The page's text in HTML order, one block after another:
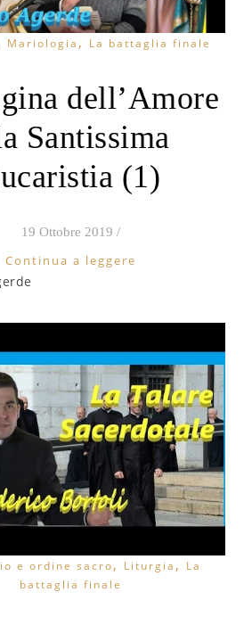
Mariologia , La battaglia finale
dell’Amore
Santissima
(1)
19 Ottobre 2019 /
Continua a leggere
e ordine sacro, Liturgia , La
battaglia finale